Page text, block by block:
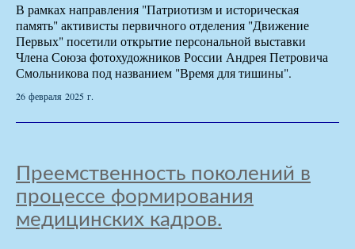
В рамках направления "Патриотизм и историческая
память" активисты первичного отделения "Движение
Первых" посетили открытие персональной выставки
Члена Союза фотохудожников России Андрея Петровича
Смольникова под названием "Время для тишины".
26 февраля 2025 г.
Преемственность поколений в
процессе формирования
медицинских кадров.